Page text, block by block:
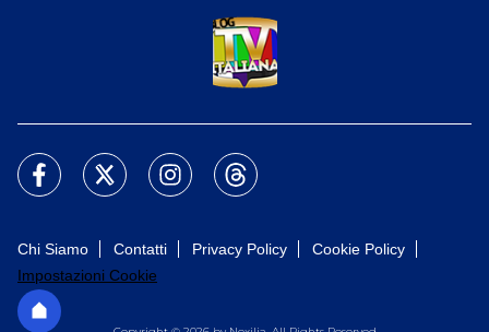
Chi Siamo Contatti Privacy Policy
Cookie Policy
Impostazioni Cookie